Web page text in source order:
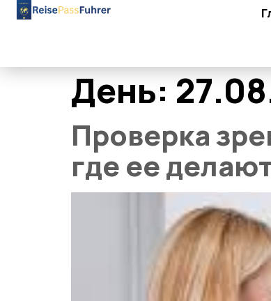
День:
Проверка
где ее